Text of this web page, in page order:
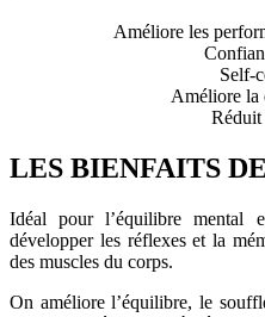
Améliore les
Self-
Améliore la
Réduit
LES BIENFAITS
Idéal pour l’équilibre mental
développer les réflexes et la
des muscles du corps.
On améliore l’équilibre, le